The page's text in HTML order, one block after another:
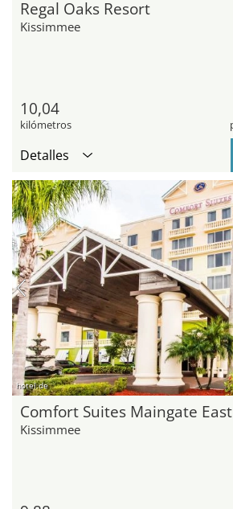
Regal Oaks Resort
Kissimmee
10,04
kilómetros
Detalles
hotel.de
Comfort Suites Maingate East
Kissimmee